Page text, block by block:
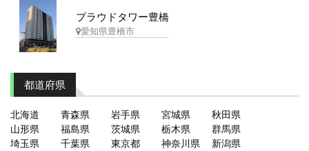
プラウドタワー豊橋
愛知県豊橋市
都道府県
北海道 青森県 岩手県 宮城県
秋田県
山形県
福島県 茨城県 栃木県
群馬県
埼玉県
千葉県 東京都 神奈川県
新潟県